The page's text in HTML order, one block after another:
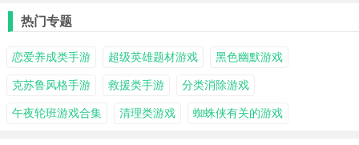
热门专题
恋爱养成类手游 超级英雄题材游戏 黑色幽默游戏
克苏鲁风格手游 救援类手游 分类消除游戏
午夜轮班游戏合集 清理类游戏 蜘蛛侠有关的游戏